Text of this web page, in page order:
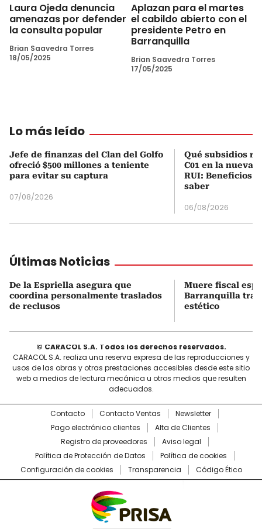
Laura Ojeda denuncia
amenazas por defender
la consulta popular
Brian Saavedra Torres
18/05/2025
Aplazan para el martes
el cabildo abierto con el
presidente Petro en
Barranquilla
Brian Saavedra Torres
17/05/2025
Lo más leído
Jefe de finanzas del Clan del Golfo
ofreció $500 millones a teniente
para evitar su captura
07/08/2026
Qué subsidios
C01 en la nueva
RUI: Beneficios
saber
06/08/2026
Últimas Noticias
De la Espriella asegura que
coordina personalmente traslados
de reclusos
Muere fiscal
Barranquilla
estético
© CARACOL S.A. Todos los derechos reservados.
CARACOL S.A. realiza una reserva expresa de las reproducciones y
usos de las obras y otras prestaciones accesibles desde este sitio
web a medios de lectura mecánica u otros medios que resulten
adecuados.
Contacto Contacto Ventas
Newsletter
Pago electrónico clientes
Alta de Clientes
Registro de proveedores
Aviso legal
Política de Protección de Datos
Política de cookies
Configuración de cookies
Transparencia Código Ético